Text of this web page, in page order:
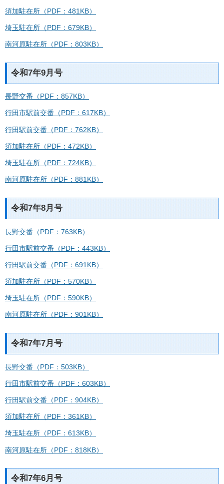
須加駐在所（PDF：481KB）
埼玉駐在所（PDF：679KB）
南河原駐在所（PDF：803KB）
令和7年9月号
長野交番（PDF：857KB）
行田市駅前交番（PDF：617KB）
行田駅前交番（PDF：762KB）
須加駐在所（PDF：472KB）
埼玉駐在所（PDF：724KB）
南河原駐在所（PDF：881KB）
令和7年8月号
長野交番（PDF：763KB）
行田市駅前交番（PDF：443KB）
行田駅前交番（PDF：691KB）
須加駐在所（PDF：570KB）
埼玉駐在所（PDF：590KB）
南河原駐在所（PDF：901KB）
令和7年7月号
長野交番（PDF：503KB）
行田市駅前交番（PDF：603KB）
行田駅前交番（PDF：904KB）
須加駐在所（PDF：361KB）
埼玉駐在所（PDF：613KB）
南河原駐在所（PDF：818KB）
令和7年6月号